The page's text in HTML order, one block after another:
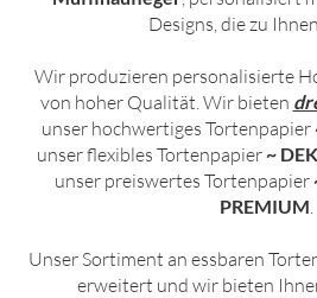
Designs, die zu
Wir produzieren personalisierte
von hoher Qualität. Wir bieten
unser hochwertiges Tortenpapier
unser flexibles Tortenpapier~
unser preiswertes Tortenpapier
PREMIUM.
Unser Sortiment an essbaren
erweitert und wir bieten